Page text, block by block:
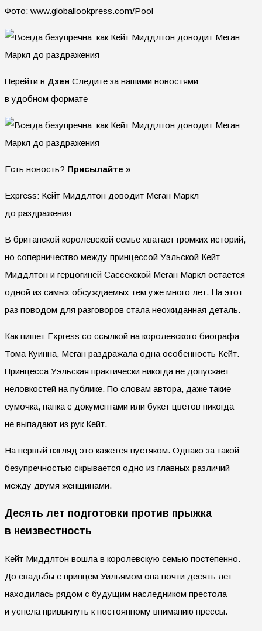
Фото: www.globallookpress.com/Pool
Перейти в Дзен Следите за нашими новостями
в удобном формате
Есть новость? Присылайте »
Express: Кейт Миддлтон доводит Меган Маркл
до раздражения
В британской королевской семье хватает громких историй,
но соперничество между принцессой Уэльской Кейт
Миддлтон и герцогиней Сассекской Меган Маркл остается
одной из самых обсуждаемых тем уже много лет. На этот
раз поводом для разговоров стала неожиданная деталь.
Как пишет Express со ссылкой на королевского биографа
Тома Куинна, Меган раздражала одна особенность Кейт.
Принцесса Уэльская практически никогда не допускает
неловкостей на публике. По словам автора, даже такие
сумочка, папка с документами или букет цветов никогда
не выпадают из рук Кейт.
На первый взгляд это кажется пустяком. Однако за такой
безупречностью скрывается одно из главных различий
между двумя женщинами.
Десять лет подготовки против прыжка
в неизвестность
Кейт Миддлтон вошла в королевскую семью постепенно.
До свадьбы с принцем Уильямом она почти десять лет
находилась рядом с будущим наследником престола
и успела привыкнуть к постоянному вниманию прессы.